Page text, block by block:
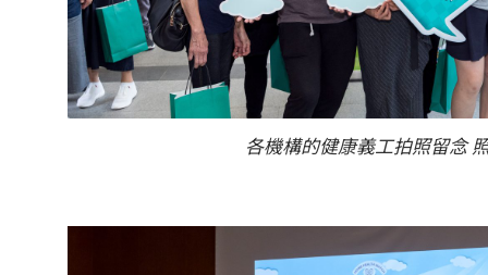
各機構的健康義工拍照留念